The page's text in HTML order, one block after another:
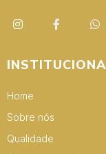
Home
Sobre nós
Qualidade